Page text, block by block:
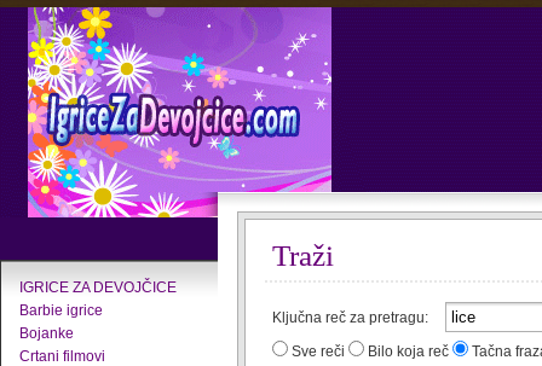
IGRICE ZA DEVOJČICE
Barbie igrice
Bojanke
Crtani filmovi
Traži
Ključna reč za pretragu:
Sve reči
Bilo koja reč
Tačna